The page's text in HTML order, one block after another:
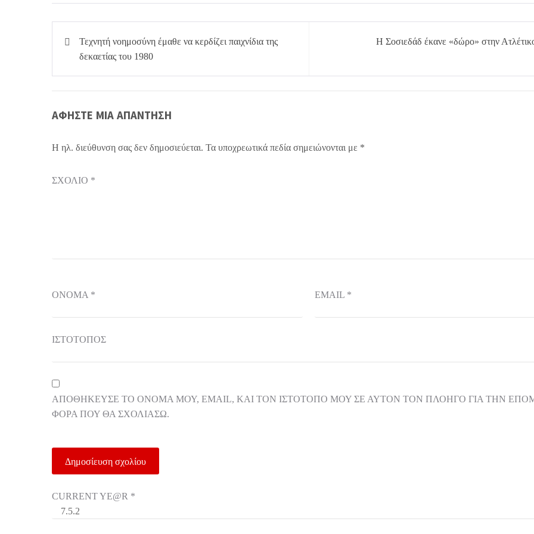
Πλοήγηση
άρθρων
Τεχνητή νοημοσύνη έμαθε να κερδίζει παιχνίδια της
δεκαετίας του 1980
Η Σοσιεδάδ έκανε «δώρο» στην
ΑΦΉΣΤΕ ΜΙΑ ΑΠΆΝΤΗΣΗ
Η ηλ. διεύθυνση σας δεν δημοσιεύεται. Τα υποχρεωτικά πεδία σημειώνονται με *
ΣΧΌΛΙΟ *
ΌΝΟΜΑ * EMAIL *
ΙΣΤΌΤΟΠΟΣ
ΑΠΟΘΉΚΕΥΣΕ ΤΟ ΌΝΟΜΆ ΜΟΥ, EMAIL, ΚΑΙ ΤΟΝ ΙΣΤΌΤΟΠΟ ΜΟΥ ΣΕ ΑΥΤΌΝ ΤΟΝ ΠΛΟΗΓΌ ΓΙΑ ΤΗΝ
ΦΟΡΆ ΠΟΥ ΘΑ ΣΧΟΛΙΆΣΩ.
CURRENT YE@R *